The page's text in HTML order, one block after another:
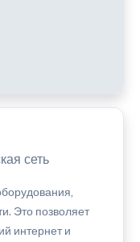
сеть
Это позволяет
интернет и